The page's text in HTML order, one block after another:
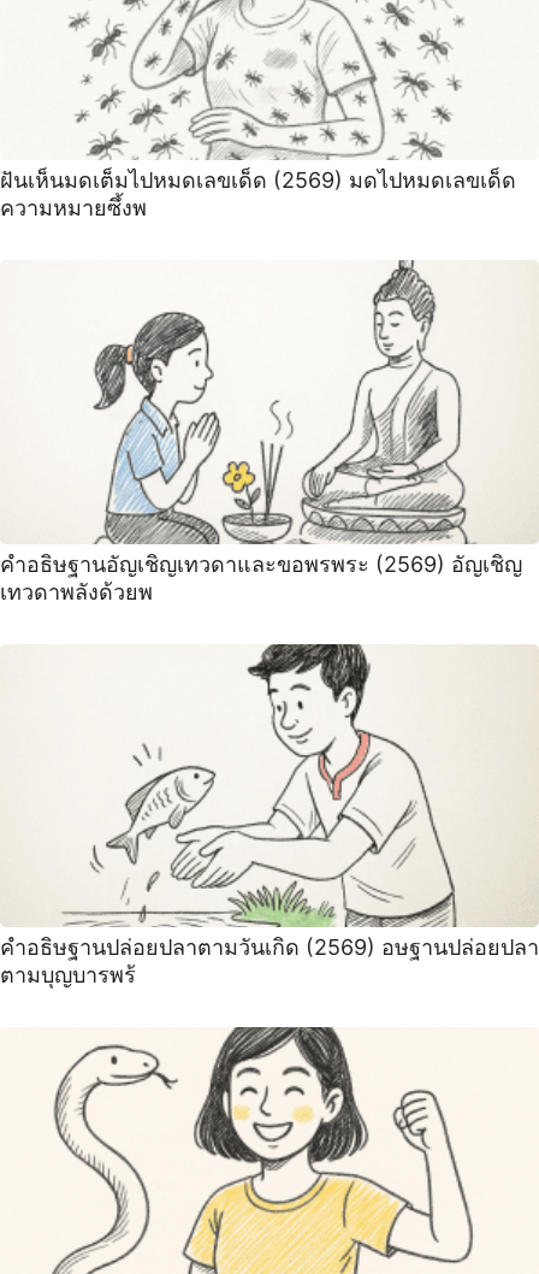
ฝันเห็นมดเต็มไปหมดเลขเด็ด (2569) มดไปหมดเลขเด็ด
ความหมายซึ้งพ
คำอธิษฐานอัญเชิญเทวดาและขอพรพระ (2569) อัญเชิญ
เทวดาพลังด้วยพ
คำอธิษฐานปล่อยปลาตามวันเกิด (2569) อษฐานปล่อยปลา
ตามบุญบารพร้